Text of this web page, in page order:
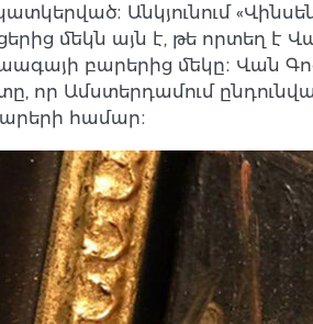
Անկյունում
մեկն այն է, թե որտեղ է
բարերից մեկը։ Վան
որ Ամստերդամում
համար։